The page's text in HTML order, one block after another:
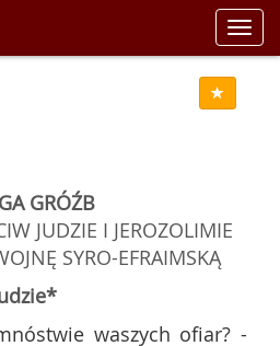
GRÓŹB
JUDZIE I JEROZOLIMIE
SYRO-EFRAIMSKĄ
waszych ofiar? -